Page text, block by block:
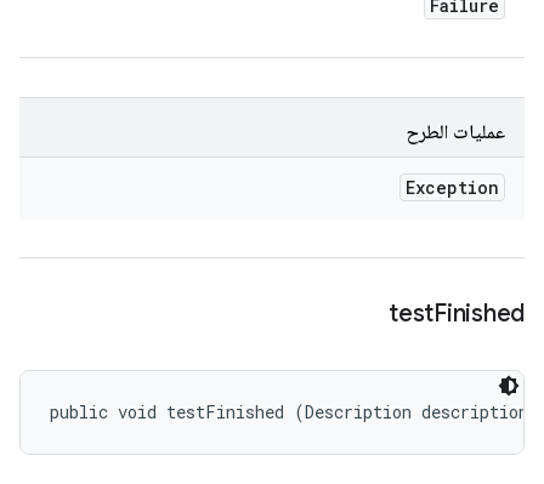
Failure
عمليات الطرح
Exception
testFinished
public void testFinished (Description description)